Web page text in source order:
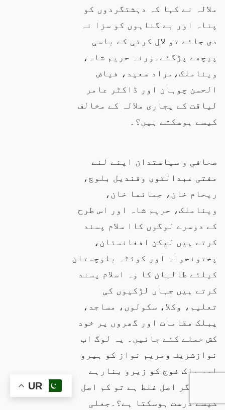
ملالہ نے کہا کہ دہشتگردوں کو
پناہ اور
بے گناہوں کو سزا نہ
دی جائے تو لال کرتی کے باسی
پیچھے پڑگئے۔ورنہ حریم شاہ،
ویناملک،مراد سعید، فیاض
الحسن چوہان اور ڈاکٹر عامر
لیاقت کے پجاری ملالہ کے مخالف
کیسے ہوسکتے ہیں؟۔
صحافی و سیاستدان اپنے لئے
مفتی عبدالقوی وقندیل بلوچ،
ریحام خان، جمائما خان،
ویناملک، حریم شاہ اور اس طرح
کے دوسرے لوگوں کاا سلام پسند
کرتے ہیں لیکن افغانستان،
پختونخواہ اور کوئٹہ بلوچستان
کیلئے طالبان کا وہ اسلام پسند
کرتے ہیں جہاں لڑکیوں کی
تعلیم، وکلا، سکولوں، مساجد،
پبلک مقامات اور گھروں پر خود
کش حملے کئے جائیں۔ یہ لوگ اب
نوازشریف ومریم نواز کو ہیرو
اور پاک فوج کو زیرو بنارہے
ہیں۔اگر اصل غلط ہے تو کم اصل
کیسے درست ہوسکتا ہے؟۔جعلی
UR